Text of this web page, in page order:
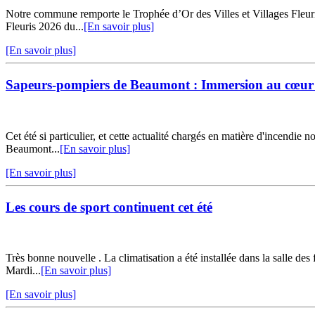
Notre commune remporte le Trophée d’Or des Villes et Villages
Fleuris 2026 du...[En savoir plus]
[En savoir plus]
Sapeurs-pompiers de Beaumont : Immersion au
Cet été si particulier, et cette actualité chargés en matière d'incendie
Beaumont...[En savoir plus]
[En savoir plus]
Les cours de sport continuent cet été
Très bonne nouvelle . La climatisation a été installée dans la salle
Mardi...[En savoir plus]
[En savoir plus]